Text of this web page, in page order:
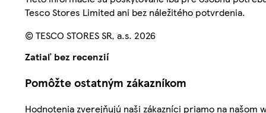
Tesco Stores Limited ani bez náležitého potvrdenia.
© TESCO STORES SR, a.s. 2026
Zatiaľ bez recenzií
Pomôžte ostatným zákazníkom
Hodnotenia zverejňujú naši zákazníci priamo na